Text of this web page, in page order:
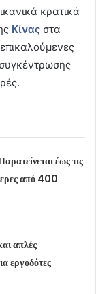
κρατικά
Κίνας στα
έως τις
από 400
απλές
εργοδότες